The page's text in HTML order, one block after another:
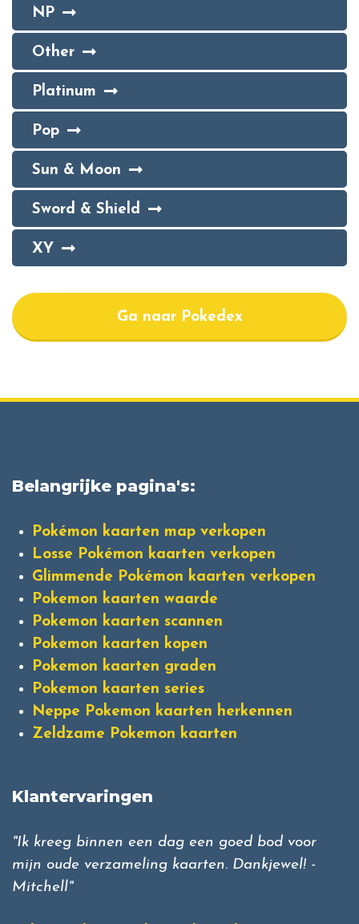
NP
Other
Platinum
Pop
Sun & Moon
Sword & Shield
XY
Ga naar Pokedex
Belangrijke pagina's:
Pokémon kaarten map verkopen
Losse Pokémon kaarten verkopen
Glimmende Pokémon kaarten verkopen
Pokemon kaarten waarde
Pokemon kaarten scannen
Pokemon kaarten kopen
Pokemon kaarten graden
Pokemon kaarten series
Neppe Pokemon kaarten herkennen
Zeldzame Pokemon kaarten
Klantervaringen
"Ik kreeg binnen een dag een goed bod voor
mijn oude verzameling kaarten. Dankjewel! -
Mitchell"